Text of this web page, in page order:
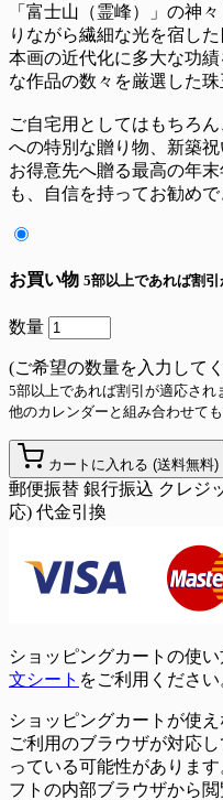
「富士山（霊峰）」の神
りながら繊細な光を宿し
本画の近代化に多大な功
な作品の数々を厳選した珠
ご自宅用としてはもちろ
への特別な贈り物、新築
お得意先へ贈る最高の年
も、自信を持ってお勧め
お買い物 5部以上であれば割引
数量
(ご希望の数量を入力して
5部以上であれば割引が適応され
他のカレンダーと組み合わせて
カートに入れる (送料無料)
郵便振替 銀行振込 クレジ
応) 代金引換
ショッピングカートの使
文シート をご利用ください
ショッピングカートが使
ご利用のブラウザが対応
っている可能性がありま
フトの内部ブラウザから